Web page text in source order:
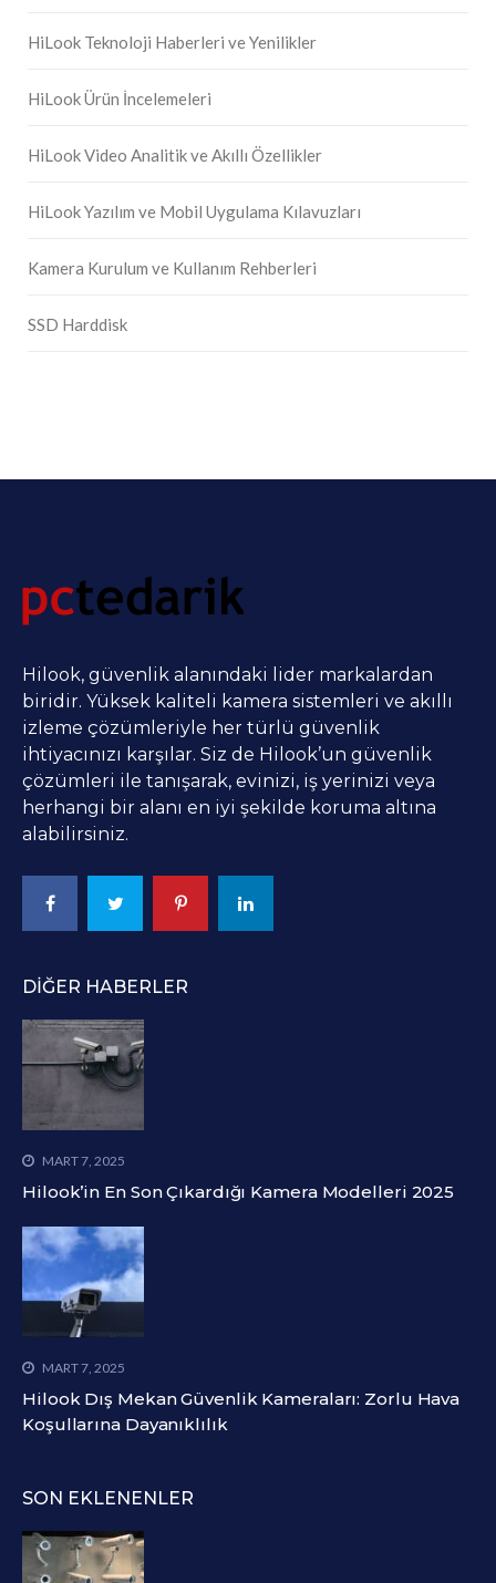
HiLook Teknoloji Haberleri ve Yenilikler
HiLook Ürün İncelemeleri
HiLook Video Analitik ve Akıllı Özellikler
HiLook Yazılım ve Mobil Uygulama Kılavuzları
Kamera Kurulum ve Kullanım Rehberleri
SSD Harddisk
Hilook, güvenlik alanındaki lider markalardan
biridir. Yüksek kaliteli kamera sistemleri ve akıllı
izleme çözümleriyle her türlü güvenlik
ihtiyacınızı karşılar. Siz de Hilook’un güvenlik
çözümleri ile tanışarak, evinizi, iş yerinizi veya
herhangi bir alanı en iyi şekilde koruma altına
alabilirsiniz.
DIĞER HABERLER
MART 7, 2025
Hilook’in En Son Çıkardığı Kamera Modelleri 2025
MART 7, 2025
Hilook Dış Mekan Güvenlik Kameraları: Zorlu Hava
Koşullarına Dayanıklılık
SON EKLENENLER